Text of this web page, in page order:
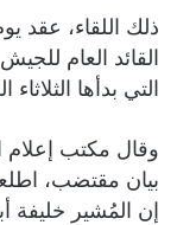
ذلك اللقاء، عقد
القائد العام
التي بدأها
وقال مكتب إعلام
بيان مقتضب،
إن المُشير خليفة